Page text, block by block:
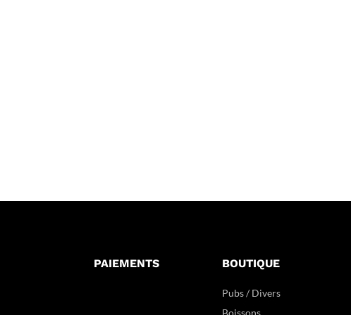
PAIEMENTS BOUTIQUE
Pubs / Divers
Boissons